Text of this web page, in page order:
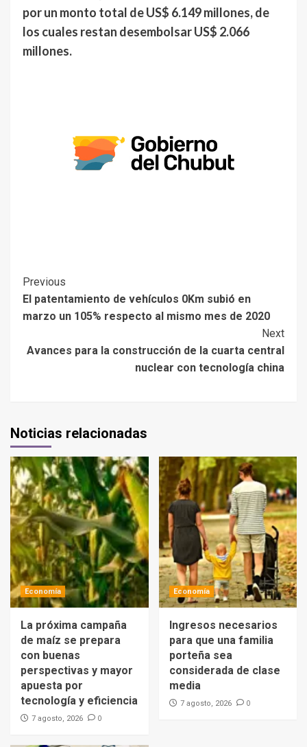
por un monto total de US$ 6.149 millones, de
los cuales restan desembolsar US$ 2.066
millones.
Previous
El patentamiento de vehículos 0Km subió en
marzo un 105% respecto al mismo mes de 2020
Next
Avances para la construcción de la cuarta central
nuclear con tecnología china
Noticias relacionadas
Economía
La próxima campaña
de maíz se prepara
con buenas
perspectivas y mayor
apuesta por
tecnología y eficiencia
7 agosto, 2026 0
Economía
Ingresos necesarios
para que una familia
porteña sea
considerada de clase
media
7 agosto, 2026 0